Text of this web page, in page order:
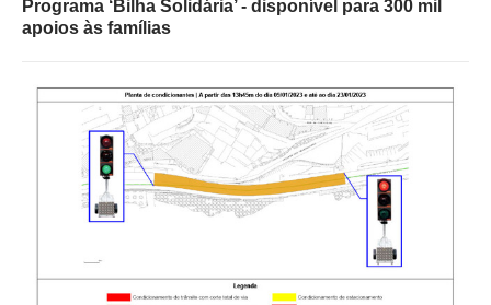
Programa ‘Bilha Solidária’ - disponível para 300 mil
apoios às famílias